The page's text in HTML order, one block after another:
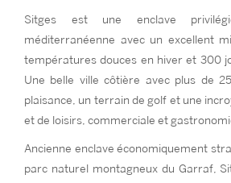
Sitges est une enclave
méditerranéenne avec un excellent
températures douces en hiver et 300
Une belle ville côtière avec plus de
plaisance, un terrain de golf et une
et de loisirs, commerciale et
Ancienne enclave économiquement
parc naturel montagneux du Garraf,